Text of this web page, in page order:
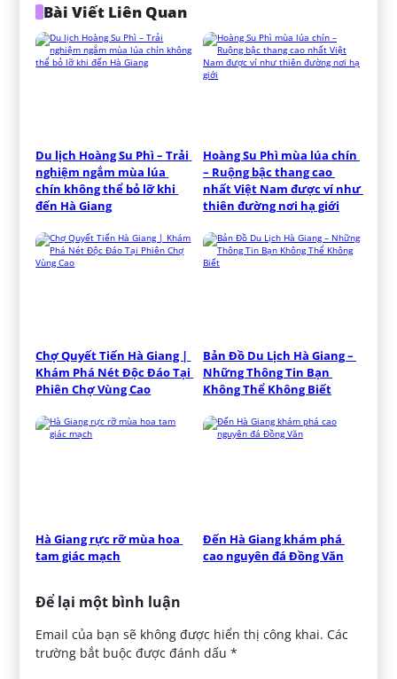
Bài Viết Liên Quan
Du lịch Hoàng Su Phì – Trải
nghiệm ngắm mùa lúa
chín không thể bỏ lỡ khi
đến Hà Giang
Hoàng Su Phì mùa lúa chín
– Ruộng bậc thang cao
nhất Việt Nam được ví như
thiên đường nơi hạ giới
Chợ Quyết Tiến Hà Giang |
Khám Phá Nét Độc Đáo Tại
Phiên Chợ Vùng Cao
Bản Đồ Du Lịch Hà Giang –
Những Thông Tin Bạn
Không Thể Không Biết
Hà Giang rực rỡ mùa hoa
tam giác mạch
Đến Hà Giang khám phá
cao nguyên đá Đồng Văn
Để lại một bình luận
Email của bạn sẽ không được hiển thị công khai. Các
trường bắt buộc được đánh dấu*